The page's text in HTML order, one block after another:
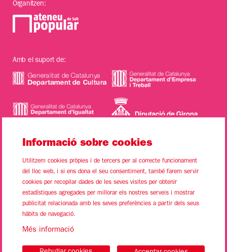
Organitzen:
Amb el suport de:
Sitemap Avís Legal Ús de Cookies Contacte
Informació sobre cookies
Utilitzem cookies pròpies i de tercers per al correcte funcionament
del lloc web, i si ens dona el seu consentiment, també farem servir
cookies per recopilar dades de les seves visites per obtenir
estadístiques agregades per millorar els nostres serveis i mostrar
publicitat relacionada amb les seves preferències a partir dels seus
hàbits de navegació.
Més informació